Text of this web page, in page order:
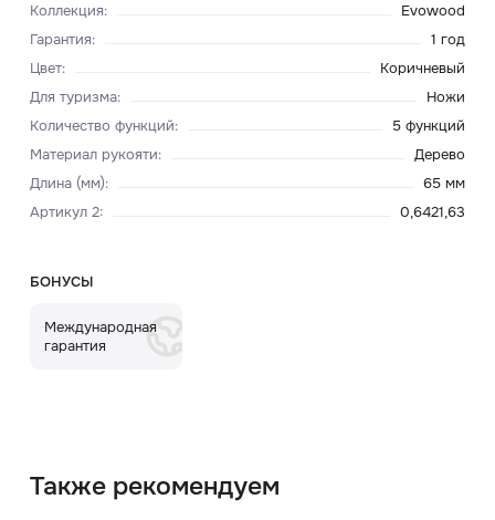
Коллекция:
Evowood
Гарантия:
1 год
Цвет:
Коричневый
Для туризма:
Ножи
Количество функций:
5 функций
Материал рукояти:
Дерево
Длина (мм):
65 мм
Артикул 2: 0,6421,63
БОНУСЫ
Международная
гарантия
Также рекомендуем